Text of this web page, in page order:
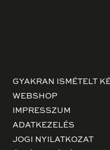
GYAKRAN ISMÉTELT
WEBSHOP
IMPRESSZUM
ADATKEZELÉS
JOGI NYILATKOZAT